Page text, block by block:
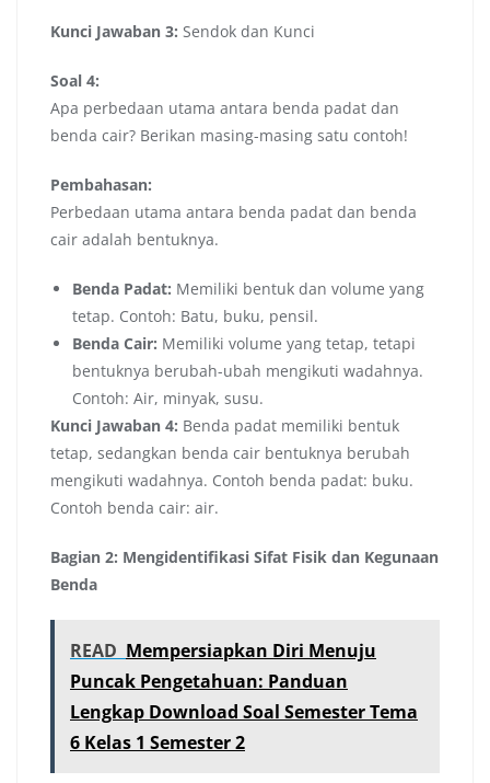
Kunci Jawaban 3: Sendok dan Kunci
Soal 4:
Apa perbedaan utama antara benda padat dan
benda cair? Berikan masing-masing satu contoh!
Pembahasan:
Perbedaan utama antara benda padat dan benda
cair adalah bentuknya.
Benda Padat: Memiliki bentuk dan volume yang
tetap. Contoh: Batu, buku, pensil.
Benda Cair: Memiliki volume yang tetap, tetapi
bentuknya berubah-ubah mengikuti wadahnya.
Contoh: Air, minyak, susu.
Kunci Jawaban 4: Benda padat memiliki bentuk
tetap, sedangkan benda cair bentuknya berubah
mengikuti wadahnya. Contoh benda padat: buku.
Contoh benda cair: air.
Bagian 2: Mengidentifikasi Sifat Fisik dan Kegunaan
Benda
READ Mempersiapkan Diri Menuju
Puncak Pengetahuan: Panduan
Lengkap Download Soal Semester Tema
6 Kelas 1 Semester 2